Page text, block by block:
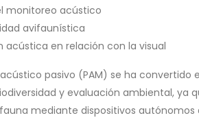
monitoreo acústico
avifaunística
en relación con la visual
pasivo (PAM) se ha convertido
y evaluación ambiental, ya
mediante dispositivos autónomos